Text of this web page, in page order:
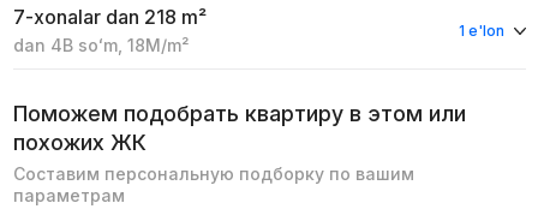
7-xonalar dan 218 m²
dan 4B soʻm, 18M/m²
1 e'lon
Поможем подобрать квартиру в этом или
похожих ЖК
Составим персональную подборку по вашим
параметрам